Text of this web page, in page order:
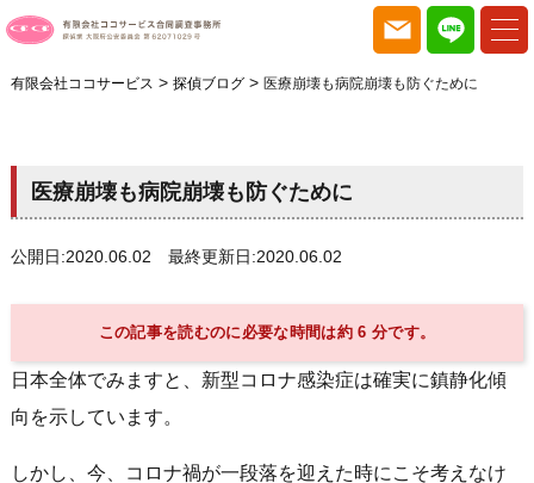
有限会社ココサービス > 探偵ブログ> 医療崩壊も病院崩壊も防ぐために
医療崩壊も病院崩壊も防ぐために
公開日:2020.06.02 最終更新日:2020.06.02
この記事を読むのに必要な時間は約 6 分です。
日本全体でみますと、新型コロナ感染症は確実に鎮静化傾
向を示しています。
しかし、今、コロナ禍が一段落を迎えた時にこそ考えなけ